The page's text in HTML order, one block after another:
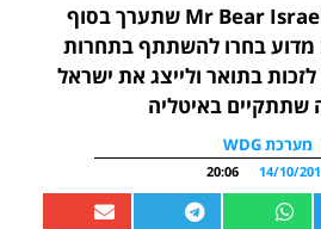
המתמודדים בתחרות Mr Bear Israel שתערך בסוף
בחרו להשתתף בתחרות
בתואר ולייצג את ישראל
שתתקיים באיטליה
מערכת WDG
14/10/
20:06